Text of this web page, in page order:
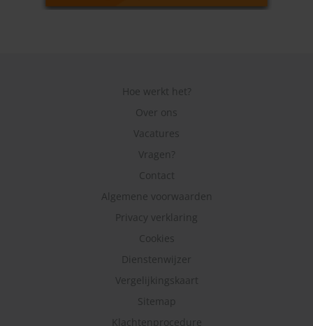
Hoe werkt het?
Over ons
Vacatures
Vragen?
Contact
Algemene voorwaarden
Privacy verklaring
Cookies
Dienstenwijzer
Vergelijkingskaart
Sitemap
Klachtenprocedure